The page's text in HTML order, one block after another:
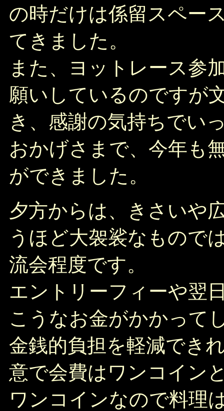
の時だけは係留スペー
てきました。
また、ヨットレース参
願いしているのですが
き、感謝の気持ちでい
おかげさまで、今年も
ができました。
夕方からは、きさいや
うほど大袈裟なもので
流会程度です。
エントリーフィーや翌
こうなお金がかかって
金銭的負担を軽減でき
意で会費はワンコイン
ワンコインなので料理